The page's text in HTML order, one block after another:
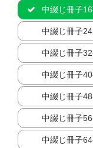
中綴じ冊子
中綴じ冊子
中綴じ冊子
中綴じ冊子
中綴じ冊子
中綴じ冊子
中綴じ冊子